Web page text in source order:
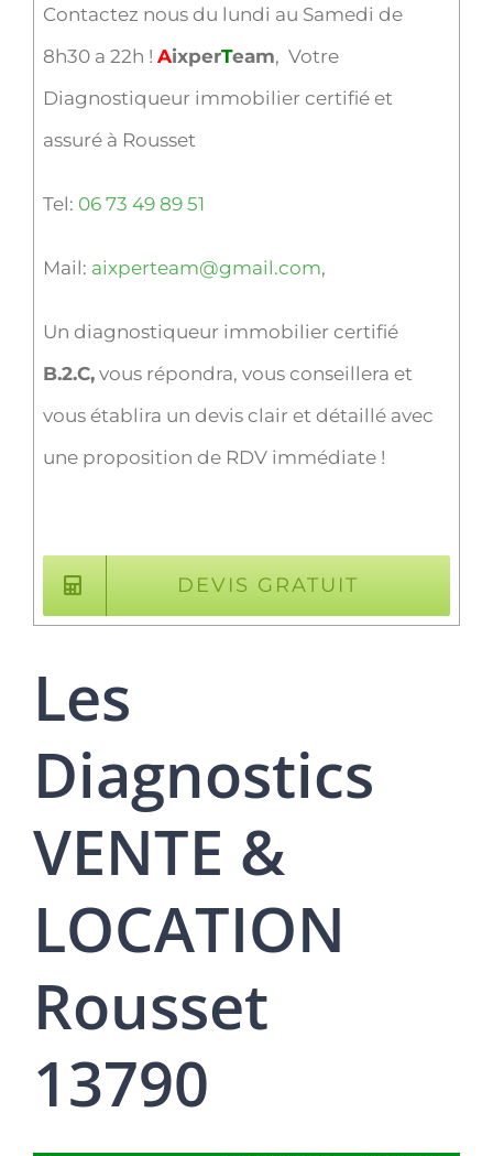
Contactez nous du lundi au Samedi de
8h30 a 22h ! AixperTeam, Votre
Diagnostiqueur immobilier certifié et
assuré à Rousset
Tel: 06 73 49 89 51
Mail: aixperteam@gmail.com,
Un diagnostiqueur immobilier certifié
B.2.C,vous répondra, vous conseillera et
vous établira un devis clair et détaillé avec
une proposition de RDV immédiate !
DEVIS GRATUIT
Les
Diagnostics
VENTE &
LOCATION
Rousset
13790